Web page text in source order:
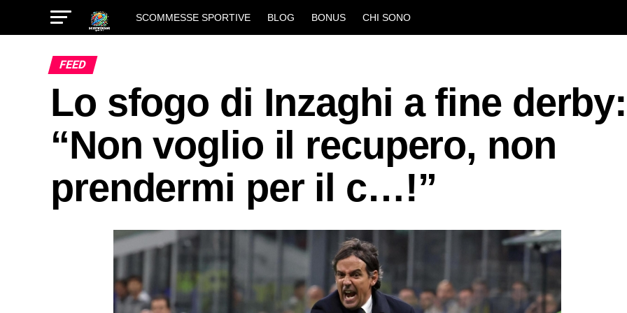
SCOMMESSE SPORTIVE BLOG BONUS CHI SONO
FEED
Lo sfogo di Inzaghi a fine derby:
“Non voglio il recupero, non
prendermi per il c…!”